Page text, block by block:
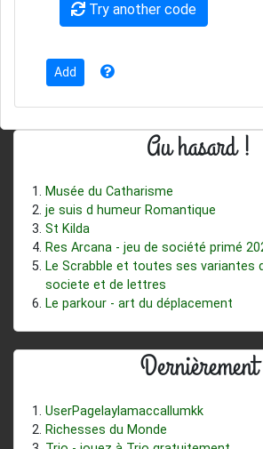
Try another code
Au hasard !
Musée du Catharisme
je suis d humeur Romantique
St Kilda
Res Arcana - jeu de société primé
Le Scrabble et toutes ses variantes
societe et de lettres
Le parkour - art du déplacement
Dernièrement
UserPagelaylamaccallumkk
Richesses du Monde